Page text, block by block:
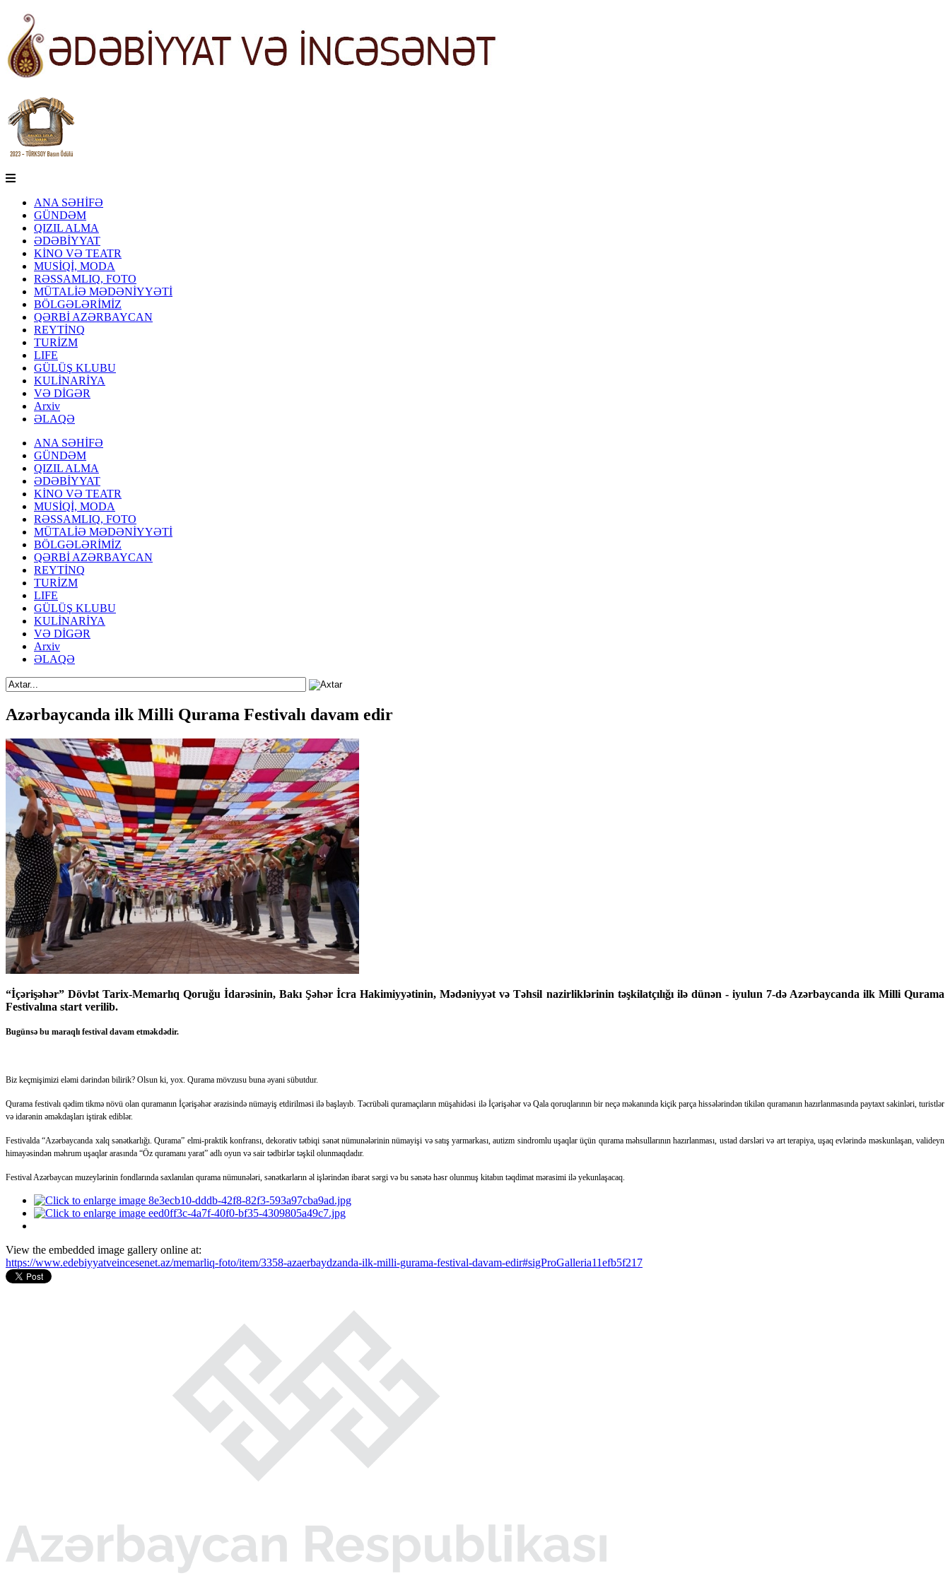
ANA SƏHİFƏ
GÜNDƏM
QIZIL ALMA
ƏDƏBİYYAT
KİNO VƏ TEATR
MUSİQİ, MODA
RƏSSAMLIQ, FOTO
MÜTALİƏ MƏDƏNİYYƏTİ
BÖLGƏLƏRİMİZ
QƏRBİ AZƏRBAYCAN
REYTİNQ
TURİZM
LIFE
GÜLÜŞ KLUBU
KULİNARİYA
VƏ DİGƏR
Arxiv
ƏLAQƏ
ANA SƏHİFƏ
GÜNDƏM
QIZIL ALMA
ƏDƏBİYYAT
KİNO VƏ TEATR
MUSİQİ, MODA
RƏSSAMLIQ, FOTO
MÜTALİƏ MƏDƏNİYYƏTİ
BÖLGƏLƏRİMİZ
QƏRBİ AZƏRBAYCAN
REYTİNQ
TURİZM
LIFE
GÜLÜŞ KLUBU
KULİNARİYA
VƏ DİGƏR
Arxiv
ƏLAQƏ
Azərbaycanda ilk Milli Qurama Festivalı davam edir
“İçərişəhər” Dövlət Tarix-Memarlıq Qoruğu İdarəsinin, Bakı Şəhər İcra Hakimiyyətinin, Mədəniyyət və Təhsil nazirliklərinin təşkilatçılığı ilə dünən - iyulun 7-də Azərbaycanda ilk Milli Qurama
Festivalına start verilib.
Bugünsə bu maraqlı festival davam etməkdədir.
Biz keçmişimizi eləmi dərindən bilirik? Olsun ki, yox. Qurama mövzusu buna əyani sübutdur.
Qurama festivalı qədim tikmə növü olan quramanın İçərişəhər ərazisində nümayiş etdirilməsi ilə başlayıb. Təcrübəli quramaçıların müşahidəsi ilə İçərişəhər və Qala qoruqlarının bir neçə məkanında kiçik parça hissələrindən tikilən quramanın hazırlanmasında paytaxt sakinləri, turistlər
və idarənin əməkdaşları iştirak ediblər.
Festivalda “Azərbaycanda xalq sənətkarlığı. Qurama” elmi-praktik konfransı, dekorativ tətbiqi sənət nümunələrinin nümayişi və satış yarmarkası, autizm sindromlu uşaqlar üçün qurama məhsullarının hazırlanması, ustad dərsləri və art terapiya, uşaq evlərində məskunlaşan, valideyn
himayəsindən məhrum uşaqlar arasında “Öz quramanı yarat” adlı oyun və sair tədbirlər təşkil olunmaqdadır.
Festival Azərbaycan muzeylərinin fondlarında saxlanılan qurama nümunələri, sənətkarların əl işlərindən ibarət sərgi və bu sənətə həsr olunmuş kitabın təqdimat mərasimi ilə yekunlaşacaq.
View the embedded image gallery online at:
https://www.edebiyyatveincesenet.az/memarliq-foto/item/3358-azaerbaydzanda-ilk-milli-gurama-festival-davam-edir#sigProGalleria11efb5f217